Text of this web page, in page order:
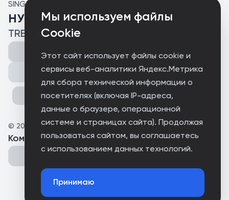
Мы используем файлы
Cookie
Этот сайт использует файлы cookie и
сервисы веб-аналитики Яндекс.Метрика
для сбора технической информации о
посетителях (включая IP-адреса,
данные о браузере, операционной
системе и страницах сайта). Продолжая
пользоваться сайтом, вы соглашаетесь
с использованием данных технологий.
Принимаю
SINGLE
НУ ДАВАЙ
TRESQ, СДЕЛАЙ ПОТИШЕ
Поделиться
© 2026 ELECTRO.UROD
Комментарии(0 )